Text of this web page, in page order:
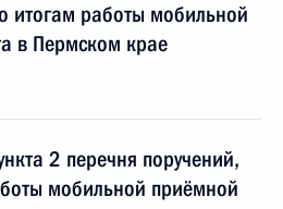
итогам работы мобильной
в Пермском крае
2 перечня поручений,
мобильной приёмной